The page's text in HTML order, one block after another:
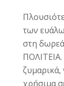
των
στη
ζυμαρικά,
χρήσιμα